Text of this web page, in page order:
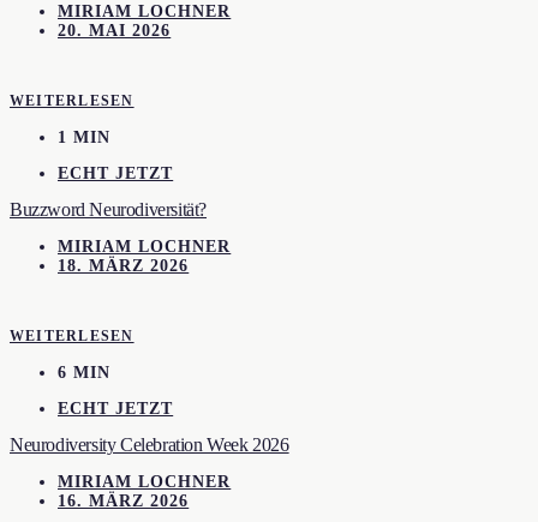
MIRIAM LOCHNER
20. MAI 2026
WEITERLESEN
1 MIN
ECHT JETZT
Buzzword Neurodiversität?
MIRIAM LOCHNER
18. MÄRZ 2026
WEITERLESEN
6 MIN
ECHT JETZT
Neurodiversity Celebration Week 2026
MIRIAM LOCHNER
16. MÄRZ 2026